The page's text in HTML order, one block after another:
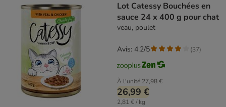
Lot Catessy Bouchées en
sauce 24 x 400 g pour chat
veau, poulet
À l'unité 27,98 €
26,99 €
2,81 € / kg
Avis: 4.2/5 (37)